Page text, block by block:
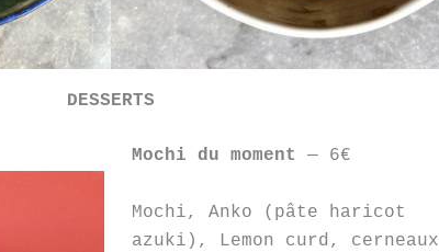
DESSERTS
Mochi du moment — 6€
Mochi, Anko (pâte haricot
azuki), Lemon curd, cerneaux